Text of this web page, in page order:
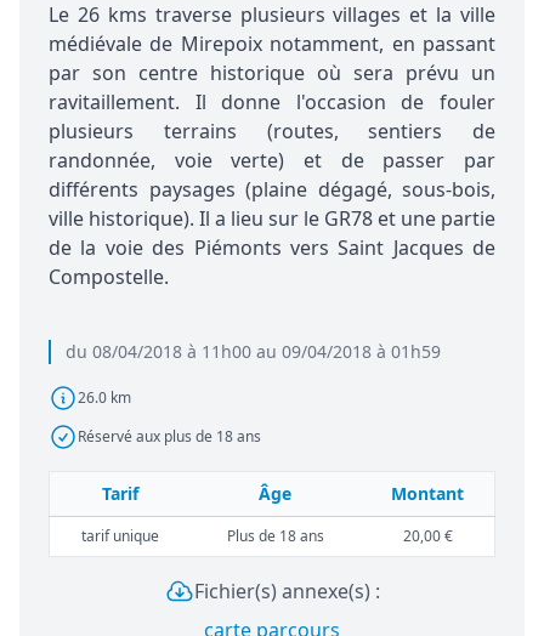
du 08/04/2018 à 11h00 au 09/04/2018 à 01h59
26.0 km
Réservé aux plus de 18 ans
Le 26 kms traverse plusieurs villages et la ville
médiévale de Mirepoix notamment, en passant
par son centre historique où sera prévu un
ravitaillement. Il donne l'occasion de fouler
plusieurs terrains (routes, sentiers de
randonnée, voie verte) et de passer par
différents paysages (plaine dégagé, sous-bois,
ville historique). Il a lieu sur le GR78 et une partie
de la voie des Piémonts vers Saint Jacques de
Compostelle.
Tarif Âge Montant
tarif unique Plus de 18 ans 20,00 €
Fichier(s) annexe(s) :
carte parcours